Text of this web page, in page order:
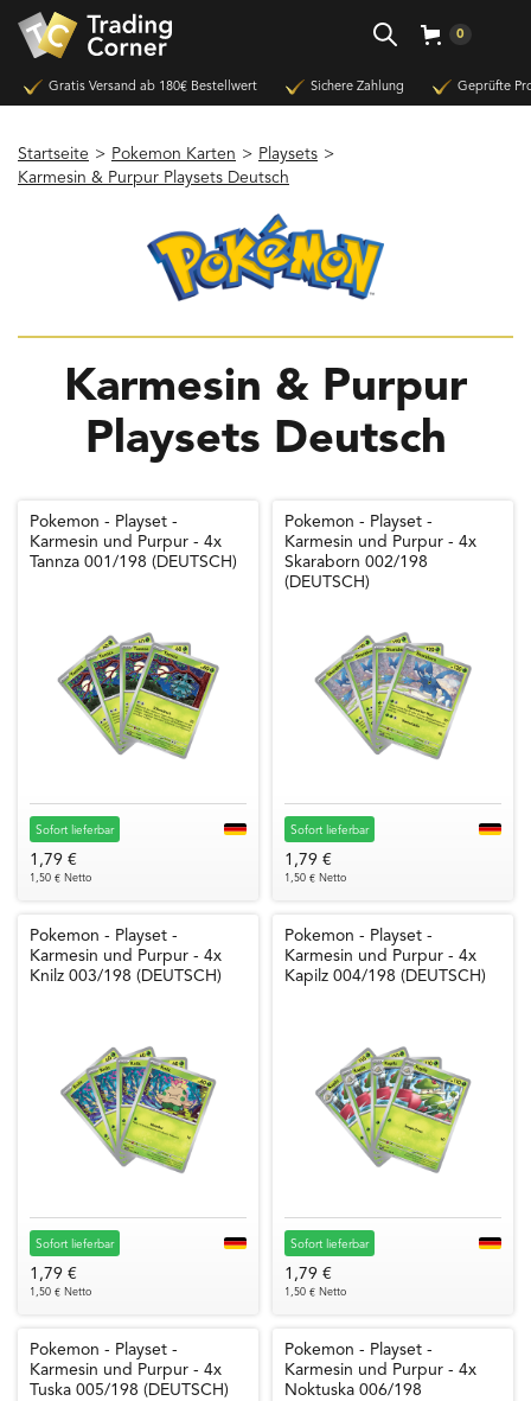
0
Gratis Versand ab 180€ Bestellwert Sichere Zahlung Geprüfte
Startseite > Pokemon Karten > Playsets >
Karmesin & Purpur Playsets Deutsch
Karmesin & Purpur
Playsets Deutsch
Pokemon - Playset -
Karmesin und Purpur - 4x
Tannza 001/198 (DEUTSCH)
Sofort lieferbar
1,79 €
1,50 € Netto
Pokemon - Playset -
Karmesin und Purpur - 4x
Skaraborn 002/198
(DEUTSCH)
Sofort lieferbar
1,79 €
1,50 € Netto
Pokemon - Playset -
Karmesin und Purpur - 4x
Knilz 003/198 (DEUTSCH)
Sofort lieferbar
1,79 €
1,50 € Netto
Pokemon - Playset -
Karmesin und Purpur - 4x
Kapilz 004/198 (DEUTSCH)
Sofort lieferbar
1,79 €
1,50 € Netto
Pokemon - Playset -
Karmesin und Purpur - 4x
Tuska 005/198 (DEUTSCH)
Pokemon - Playset -
Karmesin und Purpur - 4x
Noktuska 006/198